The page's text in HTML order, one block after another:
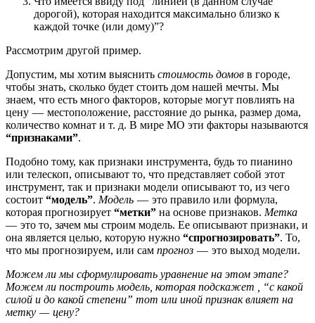
дорогой), которая находится максимально близко к
каждой точке (или дому)”?
Рассмотрим другой пример.
Допустим, мы хотим выяснить стоимость домов в городе,
чтобы знать, сколько будет стоить дом нашей мечты. Мы
знаем, что есть много факторов, которые могут повлиять на
цену — местоположение, расстояние до рынка, размер дома,
количество комнат и т. д. В мире МО эти факторы называются
“признаками”.
Подобно тому, как признаки инструмента, будь то пианино
или телескоп, описывают то, что представляет собой этот
инструмент, так и признаки модели описывают то, из чего
состоит “модель”. Модель — это правило или формула,
которая прогнозирует “метки” на основе признаков. Метка
— это то, зачем мы строим модель. Ее описывают признаки, и
она является целью, которую нужно “спрогнозировать”. То,
что мы прогнозируем, или сам прогноз — это выход модели.
Можем ли мы сформулировать уравнение на этом этапе?
Можем ли построить модель, которая подскажет , “с какой
силой и до какой степени” тот или иной признак влияет на
метку — цену?